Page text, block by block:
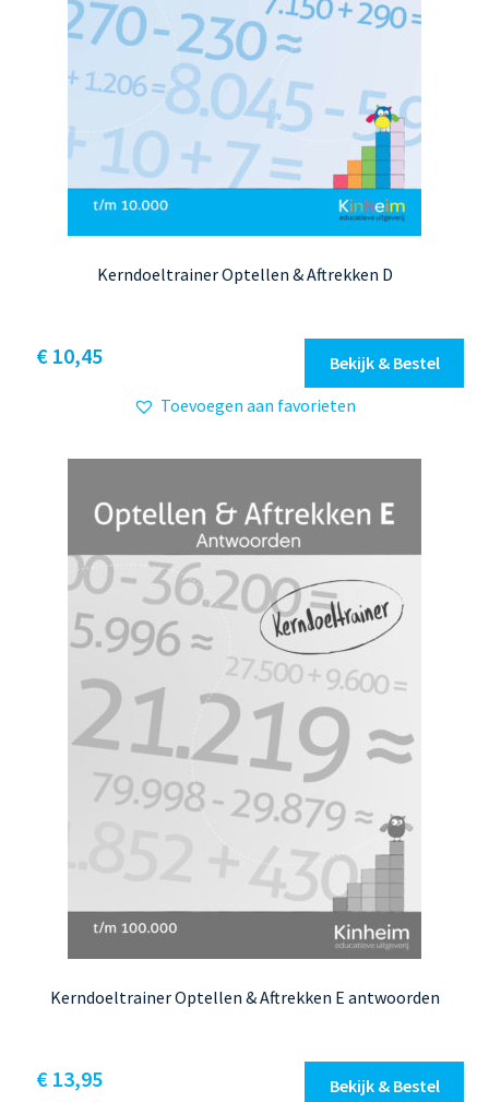
Kerndoeltrainer Optellen & Aftrekken D
€ 10,45 Bekijk & Bestel
heeft
variaties.
optie
kan
gekozen
worden
de
productpagina
Toevoegen aan favorieten
Kerndoeltrainer Optellen & Aftrekken E antwoorden
€13,95 Bekijk & Bestel